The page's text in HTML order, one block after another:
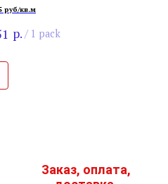
руб/кв.м
р. / 1 pack
Заказ, оплата,